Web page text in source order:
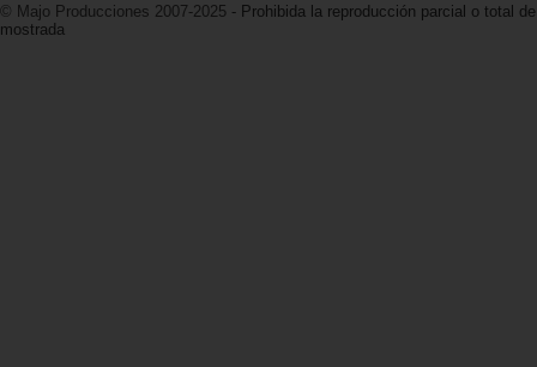
© Majo Producciones 2007-2025 - Prohibida la reproducción parcial o total
mostrada